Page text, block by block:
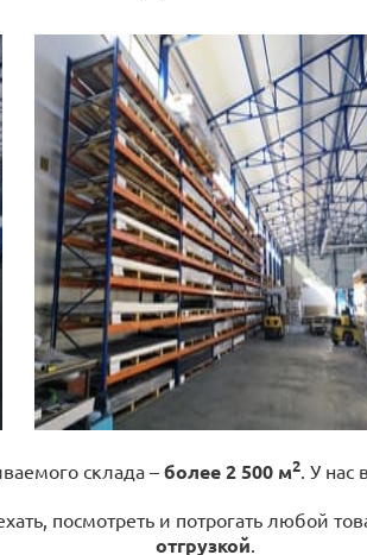
склада – более 2 500 м2. У нас
посмотреть и потрогать любой
отгрузкой.